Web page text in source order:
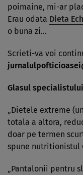
poimaine, mi-ar
Erau odata Dieta
o buna zi…
Scrieti-va voi
Glasul specialistului
„Dietele extreme
totala a altora,
doar pe termen
spune nutritionistul
„Pantalonii pentru